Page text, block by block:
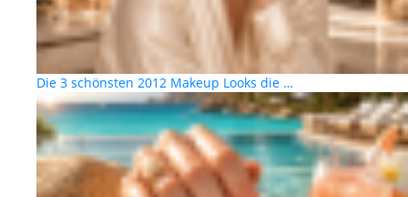
Die 3 schönsten 2012 Makeup Looks die …